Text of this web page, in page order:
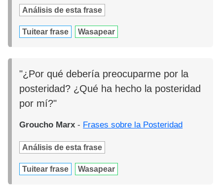
Análisis de esta frase
Tuitear frase Wasapear
"¿Por qué debería preocuparme por la
posteridad? ¿Qué ha hecho la posteridad
por mí?"
Groucho Marx - Frases sobre la Posteridad
Análisis de esta frase
Tuitear frase Wasapear